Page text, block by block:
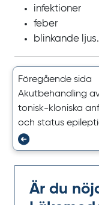
infektioner
feber
blinkande ljus.
Föregående sida
Akutbehandling
tonisk-kloniska
och status
Är du